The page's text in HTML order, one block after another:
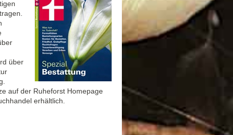
über
auf der Ruheforst Homepage
erhältlich.